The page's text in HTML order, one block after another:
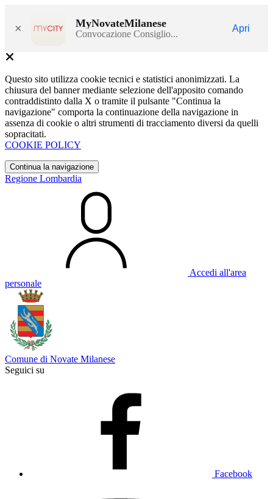
× MyNovateMilanese
Convocazione Consiglio...
Apri
Questo sito utilizza cookie tecnici e statistici anonimizzati. La
chiusura del banner mediante selezione dell'apposito comando
contraddistinto dalla X o tramite il pulsante "Continua la
navigazione" comporta la continuazione della navigazione in
assenza di cookie o altri strumenti di tracciamento diversi da quelli
sopracitati.
COOKIE POLICY
Continua la navigazione
Regione Lombardia
Accedi all'area
personale
Comune di Novate Milanese
Seguici su
Facebook